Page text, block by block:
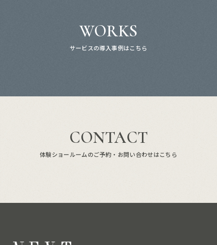
WORKS
サービスの導入事例はこちら
CONTACT
体験ショールームのご予約・お問い合わせはこちら